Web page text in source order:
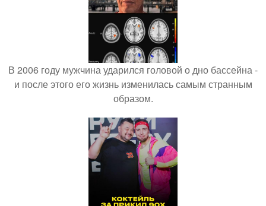
В 2006 году мужчина ударился головой о дно бассейна -
и после этого его жизнь изменилась самым странным
образом.